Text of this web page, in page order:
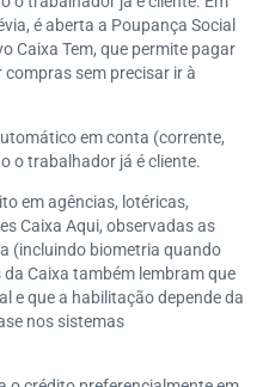
é aberta a Poupança Social
Caixa Tem, que permite pagar
sem precisar ir à
em conta (corrente,
o trabalhador já é cliente.
em agências, lotéricas,
Caixa Aqui, observadas as
(incluindo biometria quando
Caixa também lembram que
e que a habilitação depende da
nos sistemas